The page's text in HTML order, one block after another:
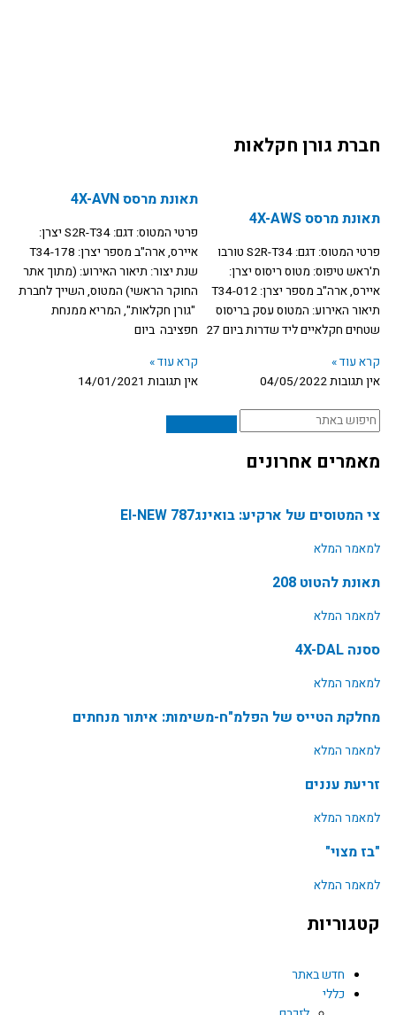
a
e
b
o
o
k
o
u
t
u
b
e
חברת גורן חקלאות
תאונת מרסס 4X-AWS
פרטי המטוס: דגם: S2R-T34 טורבו
ת'ראש טיפוס: מטוס ריסוס יצרן:
איירס, ארה"ב מספר יצרן: T34-012
תיאור האירוע: המטוס עסק בריסוס
שטחים חקלאיים ליד שדרות ביום 27
קרא עוד »
אין תגובות04/05/2022
תאונת מרסס 4X-AVN
פרטי המטוס: דגם: S2R-T34 יצרן:
איירס, ארה"ב מספר יצרן: T34-178
שנת יצור: תיאור האירוע: (מתוך אתר
החוקר הראשי) המטוס, השייך לחברת
"גורן חקלאות", המריא ממנחת
חפציבה ביום
קרא עוד »
אין תגובות 14/01/2021
חיפוש
מאמרים אחרונים
צי המטוסים של ארקיע: בואינג787 EI-NEW
למאמר המלא
תאונת להטוט 208
למאמר המלא
ססנה 4X-DAL
למאמר המלא
מחלקת הטייס של הפלמ"ח-משימות: איתור מנחתים
למאמר המלא
זריעת עננים
למאמר המלא
"בז מצוי"
למאמר המלא
קטגוריות
חדש באתר
כללי